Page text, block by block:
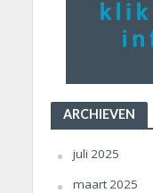
ARCHIEVEN
juli 2025
maart 2025